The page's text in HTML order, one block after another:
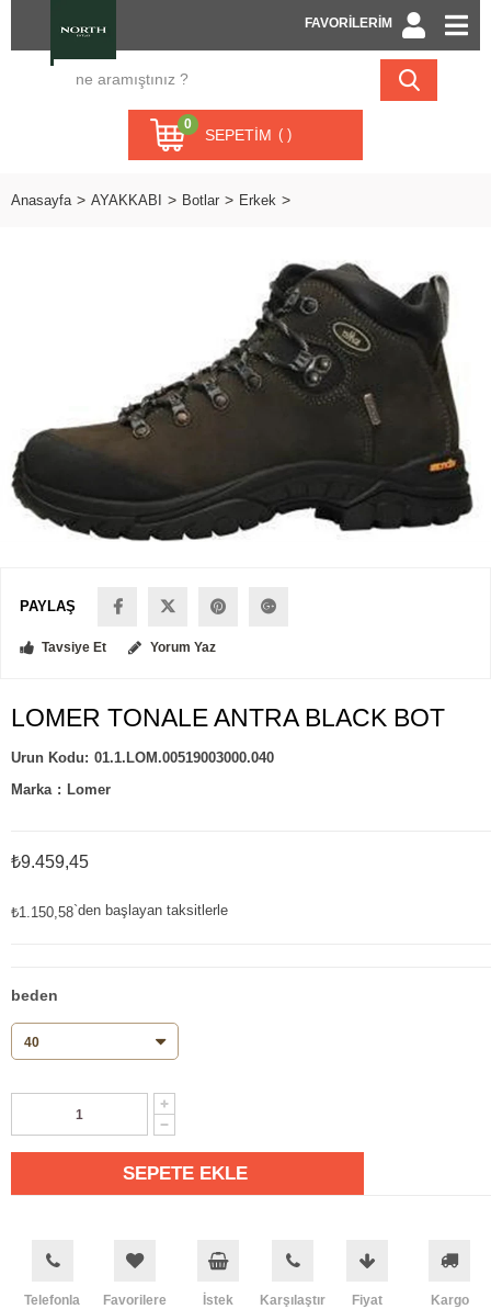
FAVORİLERİM
SEPETIM
0
Anasayfa AYAKKABI Botlar Erkek
PAYLAŞ
Tavsiye Et Yorum Yaz
LOMER TONALE ANTRA BLACK BOT
01.1.LOM.00519003000.040
Marka : Lomer
₺9.459,45
₺1.150,58`den başlayan taksitlerle
beden
Telefonla
Favorilere
İstek
Karşılaştır
Fiyat
Kargo